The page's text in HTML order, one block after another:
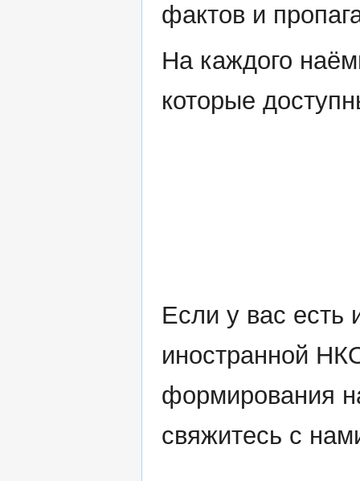
фактов и
На каждого
которые
Если у вас
иностранной
формирования
свяжитесь с